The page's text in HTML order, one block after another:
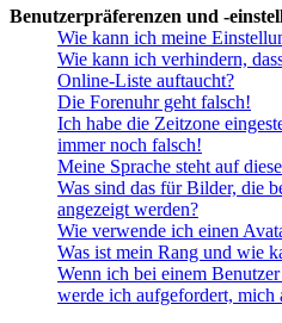
Benutzerpräferenzen und -
Wie kann ich meine
Wie kann ich verhindern,
Online-Liste auftaucht?
Die Forenuhr geht falsch!
Ich habe die Zeitzone
immer noch falsch!
Meine Sprache steht auf
Was sind das für Bilder, die
angezeigt werden?
Wie verwende ich einen
Was ist mein Rang und wie
Wenn ich bei einem
werde ich aufgefordert, mich